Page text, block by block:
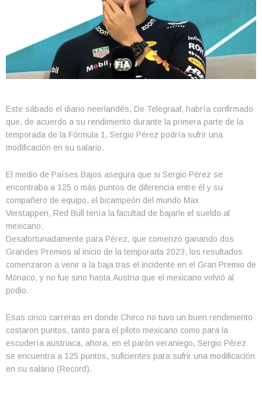
Este sábado el diario neerlandés, De Telegraaf, habría confirmado
que, de acuerdo a su rendimiento durante la primera parte de la
temporada de la Fórmula 1, Sergio Pérez podría sufrir una
modificación en su salario.
El medio de Países Bajos asegura que si Sergio Pérez se
encontraba a 125 o más puntos de diferencia entre él y su
compañero de equipo, el bicampeón del mundo Max
Verstappen, Red Bull tenía la facultad de bajarle el sueldo al
mexicano.
Desafortunadamente para Pérez, que comenzó ganando dos
Grandes Premios al inicio de la temporada 2023, los resultados
comenzaron a venir a la baja tras el incidente en el Gran Premio de
Mónaco, y no fue sino hasta Austria que el mexicano volvió al
podio.
Esas cinco carreras en donde Checo no tuvo un buen rendimiento
costaron puntos, tanto para el piloto mexicano como para la
escudería austriaca, ahora, en el parón veraniego, Sergio Pérez
se encuentra a 125 puntos, suficientes para sufrir una modificación
en su salario (Record).